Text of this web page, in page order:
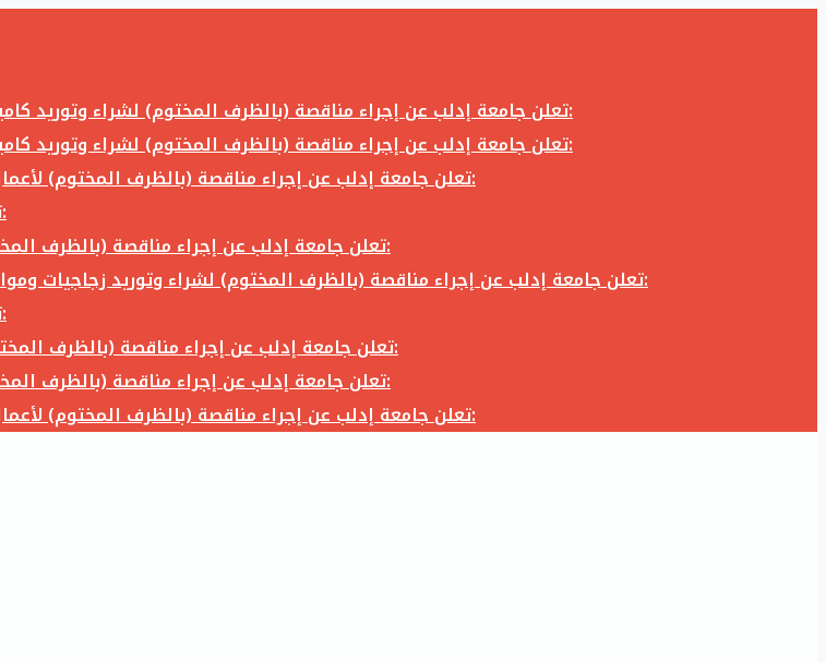
تعلن جامعة إدلب عن إجراء مناقصة (بالظرف المختوم) لشراء وتوريد كاميرا تصوير وعدسة كاميرا لزوم المكتب الإعلامي في جامعة إدلب وفق الآتي:
تعلن جامعة إدلب عن إجراء مناقصة (بالظرف المختوم) لشراء وتوريد كاميرا تصوير وعدسة كاميرا لزوم المكتب الإعلامي في جامعة إدلب وفق الآتي:
تعلن جامعة إدلب عن إجراء مناقصة (بالظرف المختوم) لأعمال تجهيز مخبر الدراسات العليا في كلية العلوم في جامعة ادلب وفق الآتي:
تعلن جامعة إدلب عن إجراء مناقصة (بالظرف المختوم) لشراء وتوريد ما يلي:
تعلن جامعة إدلب عن إجراء مناقصة (بالظرف المختوم) لشراء وتوريد أثاث مكاتب لزوم مكاتب وقاعات جامعة إدلب وفق الآتي:
تعلن جامعة إدلب عن إجراء مناقصة (بالظرف المختوم) لشراء وتوريد زجاجيات ومواد مخبرية لزوم مخابر جامعة إدلب وفق الكميات والمواصفات المحددة أدناه:
تعلن جامعة إدلب عن إجراء مناقصة (بالظرف المختوم) لشراء وتوريد ما يلي:
تعلن جامعة إدلب عن إجراء مناقصة (بالظرف المختوم) لأعمال بناء طابق في مبنى رئاسة الجامعة في جامعة ادلب وفق الآتي:
تعلن جامعة إدلب عن إجراء مناقصة (بالظرف المختوم) لشراء وتوريد أثاث مكاتب لزوم مكاتب وقاعات جامعة إدلب وفق الآتي:
تعلن جامعة إدلب عن إجراء مناقصة (بالظرف المختوم) لأعمال تجهيز مخبر الدراسات العليا في كلية العلوم في جامعة ادلب وفق الآتي: